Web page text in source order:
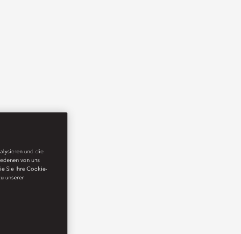
und die
von uns
Sie Ihre Cookie-
unserer